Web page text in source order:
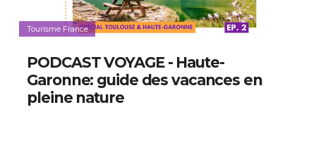
Tourisme France
PODCAST VOYAGE - Haute-
Garonne: guide des vacances en
pleine nature